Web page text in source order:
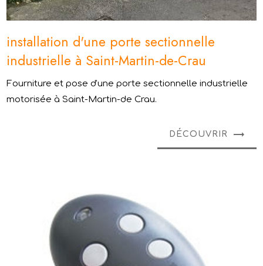
installation d'une porte sectionnelle
industrielle à Saint-Martin-de-Crau
Fourniture et pose d'une porte sectionnelle industrielle
motorisée à Saint-Martin-de Crau.
DÉCOUVRIR